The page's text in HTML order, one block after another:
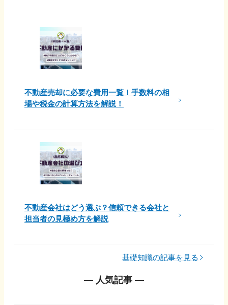
不動産売却に必要な費用一覧！手数料の相
場や税金の計算方法を解説！
不動産会社はどう選ぶ？信頼できる会社と
担当者の見極め方を解説
基礎知識の記事を見る
― 人気記事 ―